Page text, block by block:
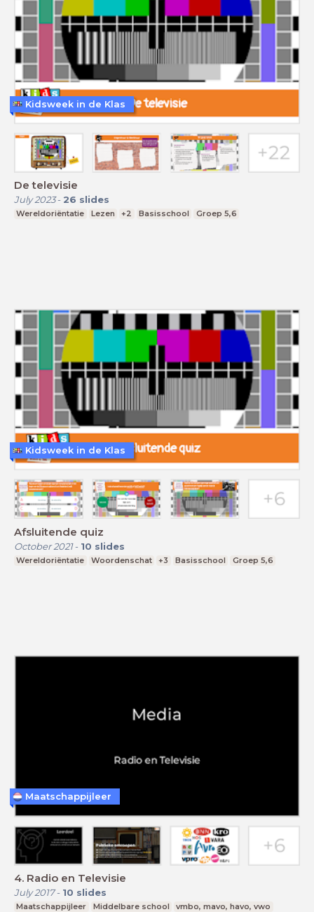
De televisie
July 2023- 26 slides
Wereldoriëntatie Lezen +2 Basisschool Groep 5,6
Kidsweek in de Klas
Afsluitende quiz
October 2021- 10 slides
Wereldoriëntatie Woordenschat +3 Basisschool Groep 5,6
Kidsweek in de Klas
4. Radio en Televisie
July 2017- 10 slides
Maatschappijleer Middelbare school
vmbo, mavo, havo, vwo
Maatschappijleer